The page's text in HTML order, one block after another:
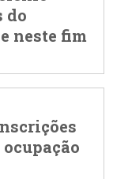
do
neste fim